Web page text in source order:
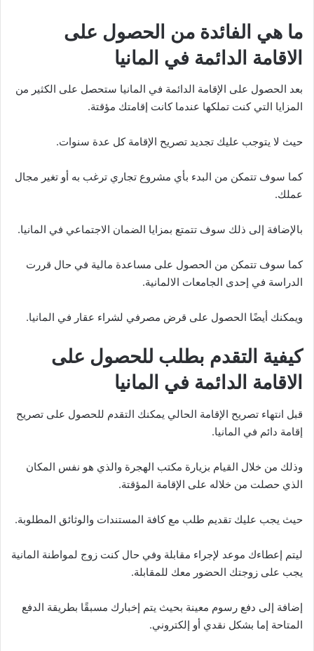
ما هي الفائدة من الحصول على
الاقامة الدائمة في المانيا
بعد الحصول على الإقامة الدائمة في المانيا ستحصل على الكثير من
المزايا التي كنت تملكها عندما كانت إقامتك مؤقتة.
حيث لا يتوجب عليك تجديد تصريح الإقامة كل عدة سنوات.
كما سوف تتمكن من البدء بأي مشروع تجاري ترغب به أو تغير مجال
عملك.
بالإضافة إلى ذلك سوف تتمتع بمزايا الضمان الاجتماعي في المانيا.
كما سوف تتمكن من الحصول على مساعدة مالية في حال قررت
الدراسة في إحدى الجامعات الالمانية.
ويمكنك أيضًا الحصول على قرض مصرفي لشراء عقار في المانيا.
كيفية التقدم بطلب للحصول على
الاقامة الدائمة في المانيا
قبل انتهاء تصريح الإقامة الحالي يمكنك التقدم للحصول على تصريح
إقامة دائم في المانيا.
وذلك من خلال القيام بزيارة مكتب الهجرة والذي هو نفس المكان
الذي حصلت من خلاله على الإقامة المؤقتة.
حيث يجب عليك تقديم طلب مع كافة المستندات والوثائق المطلوبة.
ليتم إعطاءك موعد لإجراء مقابلة وفي حال كنت زوج لمواطنة المانية
يجب على زوجتك الحضور معك للمقابلة.
إضافة إلى دفع رسوم معينة بحيث يتم إخبارك مسبقًا بطريقة الدفع
المتاحة إما بشكل نقدي أو إلكتروني.